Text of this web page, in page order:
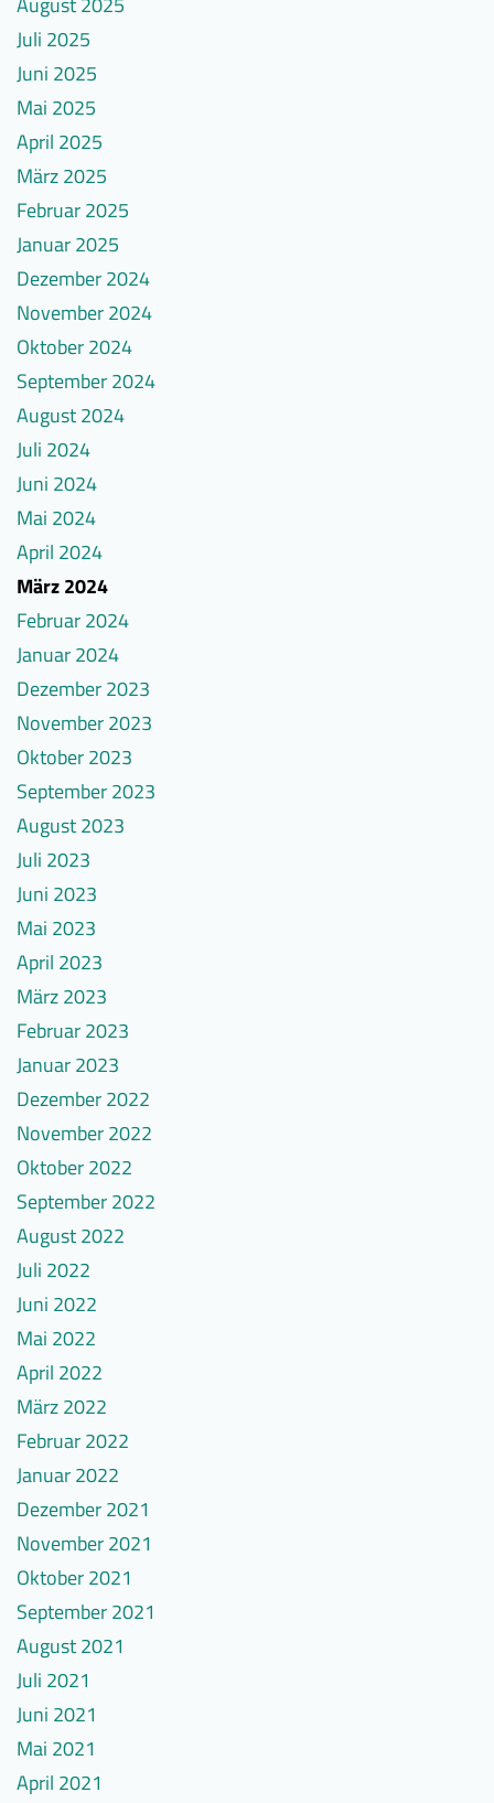
%-
Punkte
Sie
Juli 2025
Juni 2025
Mai 2025
April 2025
März 2025
Februar 2025
Januar 2025
Dezember 2024
November 2024
Oktober 2024
September 2024
August 2024
Juli 2024
Juni 2024
Mai 2024
April 2024
März 2024
Februar 2024
Januar 2024
Dezember 2023
November 2023
Oktober 2023
September 2023
August 2023
Juli 2023
Juni 2023
Mai 2023
April 2023
März 2023
Februar 2023
Januar 2023
Dezember 2022
November 2022
Oktober 2022
September 2022
August 2022
Juli 2022
Juni 2022
Mai 2022
April 2022
März 2022
Februar 2022
Januar 2022
Dezember 2021
November 2021
Oktober 2021
September 2021
August 2021
Juli 2021
Juni 2021
Mai 2021
April 2021